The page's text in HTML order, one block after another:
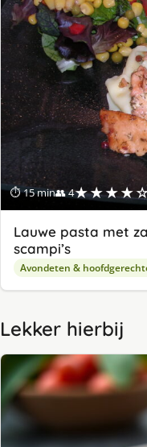
⏱ 15 min👥 4
Lauwe pasta met
scampi’s
Avondeten &
Lekker hierbij